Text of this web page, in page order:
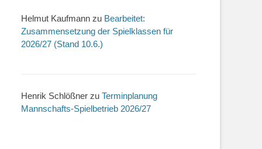
Helmut Kaufmann zu Bearbeitet:
Zusammensetzung der Spielklassen für
2026/27 (Stand 10.6.)
Henrik Schlößner zu Terminplanung
Mannschafts-Spielbetrieb 2026/27